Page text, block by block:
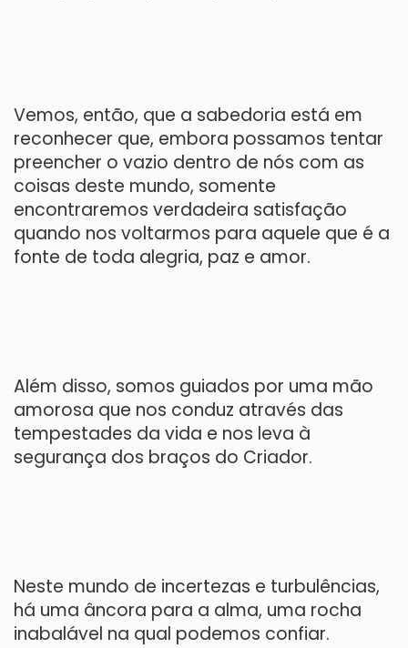
Vemos, então, que a sabedoria está em
reconhecer que, embora possamos tentar
preencher o vazio dentro de nós com as
coisas deste mundo, somente
encontraremos verdadeira satisfação
quando nos voltarmos para aquele que é a
fonte de toda alegria, paz e amor.
Além disso, somos guiados por uma mão
amorosa que nos conduz através das
tempestades da vida e nos leva à
segurança dos braços do Criador.
Neste mundo de incertezas e turbulências,
há uma âncora para a alma, uma rocha
inabalável na qual podemos confiar.